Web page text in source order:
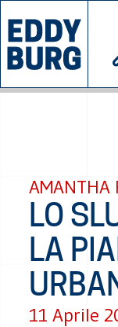
AMANTHA
LO
LA
11 Aprile